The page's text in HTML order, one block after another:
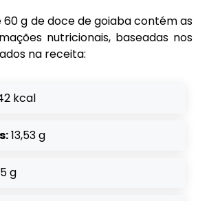
60 g de doce de goiaba contém as
nutricionais, baseadas nos
na receita:
kcal
13,53 g
g